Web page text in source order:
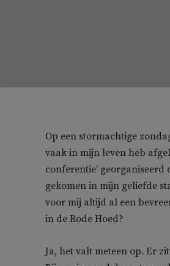
Op een stormachtige
vaak in mijn leven heb
conferentie’
gekomen in mijn geliefde
voor mij altijd al een
in de Rode Hoed?
Ja, het valt meteen op. Er